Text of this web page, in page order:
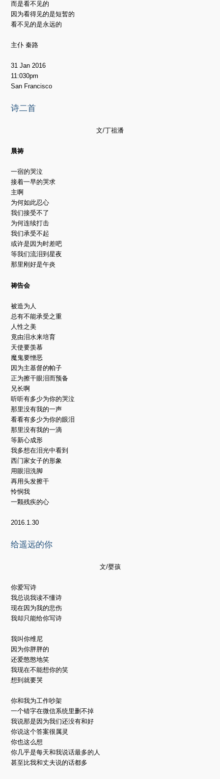
而是看不见的
因为看得见的是短暂的
看不见的是永远的
主仆 秦路
31 Jan 2016
11:030pm
San Francisco
诗二首
文/丁祖潘
晨祷
一宿的哭泣
接着一早的哭求
主啊
为何如此忍心
我们接受不了
为何连续打击
我们承受不起
或许是因为时差吧
等我们流泪到星夜
那里刚好是午炎
祷告会
被造为人
总有不能承受之重
人性之美
竟由泪水来培育
天使要羡慕
魔鬼要憎恶
因为主基督的帕子
正为擦干眼泪而预备
兄长啊
听听有多少为你的哭泣
那里没有我的一声
看看有多少为你的眼泪
那里没有我的一滴
等新心成形
我多想在泪光中看到
西门家女子的形象
用眼泪洗脚
再用头发擦干
怜悯我
一颗残疾的心
2016.1.30
给遥远的你
文/婴孩
你爱写诗
我总说我读不懂诗
现在因为我的悲伤
我却只能给你写诗
我叫你维尼
因为你胖胖的
还爱憨憨地笑
我现在不能想你的笑
想到就要哭
你和我为工作吵架
一个错字在微信系统里删不掉
我说那是因为我们还没有和好
你说这个答案很属灵
你也这么想
你几乎是每天和我说话最多的人
甚至比我和丈夫说的话都多